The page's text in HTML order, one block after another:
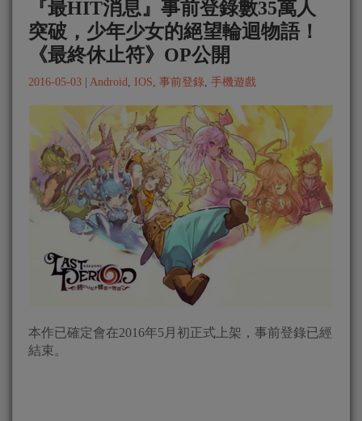
『最HIT消息』事前登錄數35萬人
突破，少年少女的絕望輪迴物語！
《最終休止符》OP公開
2016-05-03 Android, IOS, 事前登錄, 手機遊戲
本作已確定會在2016年5月初正式上架，事前登錄已經
結束。